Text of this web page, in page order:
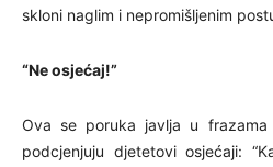
skloni naglim i nepromišljenim
“Ne osjećaj!”
Ova se poruka javlja u
podcjenjuju djetetovi osjećaji: